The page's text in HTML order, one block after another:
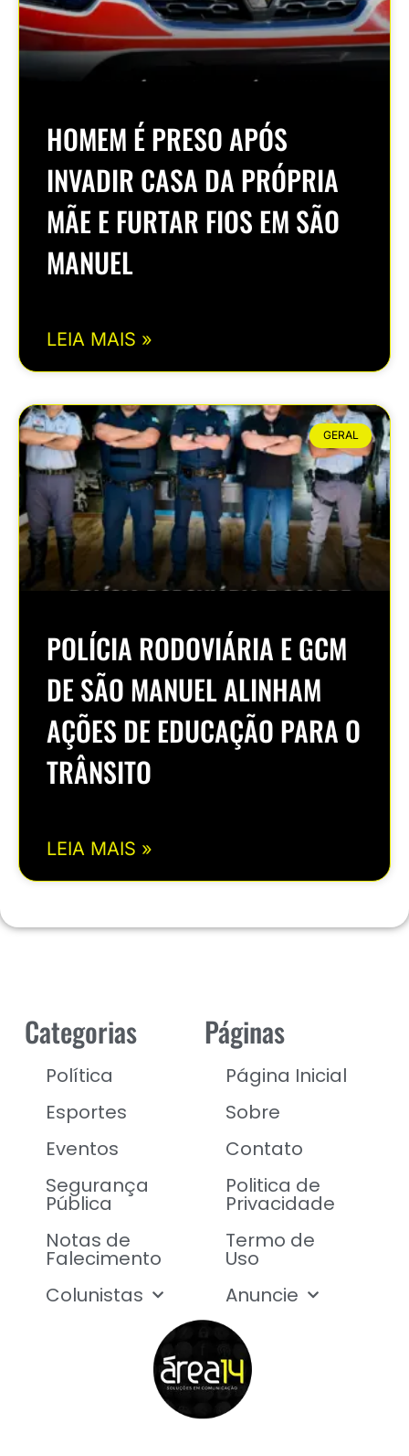
HOMEM É PRESO APÓS
INVADIR CASA DA PRÓPRIA
MÃE E FURTAR FIOS EM SÃO
MANUEL
LEIA MAIS »
GERAL
POLÍCIA RODOVIÁRIA E GCM
DE SÃO MANUEL ALINHAM
AÇÕES DE EDUCAÇÃO PARA O
TRÂNSITO
LEIA MAIS »
Categorias
Política
Esportes
Eventos
Segurança
Pública
Notas de
Falecimento
Colunistas
Páginas
Página Inicial
Sobre
Contato
Politica de
Privacidade
Termo de
Uso
Anuncie